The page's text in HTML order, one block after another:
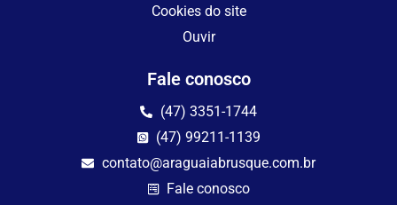
Cookies do site
Ouvir
Fale conosco
(47) 3351-1744
(47) 99211-1139
contato@araguaiabrusque.com.br
Fale conosco